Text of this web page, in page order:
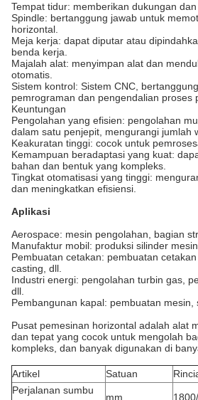
Tempat tidur: memberikan dukungan dan
Spindle: bertanggung jawab untuk
horizontal.
Meja kerja: dapat diputar atau
benda kerja.
Majalah alat: menyimpan alat dan
otomatis.
Sistem kontrol: Sistem CNC,
pemrograman dan pengendalian proses
Keuntungan
Pengolahan yang efisien: pengolahan
dalam satu penjepit, mengurangi jumlah
Keakuratan tinggi: cocok untuk
Kemampuan beradaptasi yang kuat:
bahan dan bentuk yang kompleks.
Tingkat otomatisasi yang tinggi:
dan meningkatkan efisiensi.
Aplikasi
Aerospace: mesin pengolahan, bagian
Manufaktur mobil: produksi silinder
Pembuatan cetakan: pembuatan
casting, dll.
Industri energi: pengolahan turbin gas,
dll.
Pembangunan kapal: pembuatan mesin,
Pusat pemesinan horizontal adalah alat
dan tepat yang cocok untuk mengolah
kompleks, dan banyak digunakan di
Artikel Satuan
Perjalanan sumbu
mm